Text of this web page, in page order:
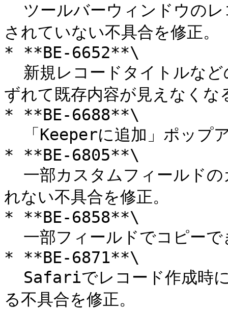
されていない不具合を修正。
* **BE-6652**\
ずれて既存内容が見えなくな
* **BE-6688**\
* **BE-6805**\
れない不具合を修正。
* **BE-6858**\
* **BE-6871**\
る不具合を修正。